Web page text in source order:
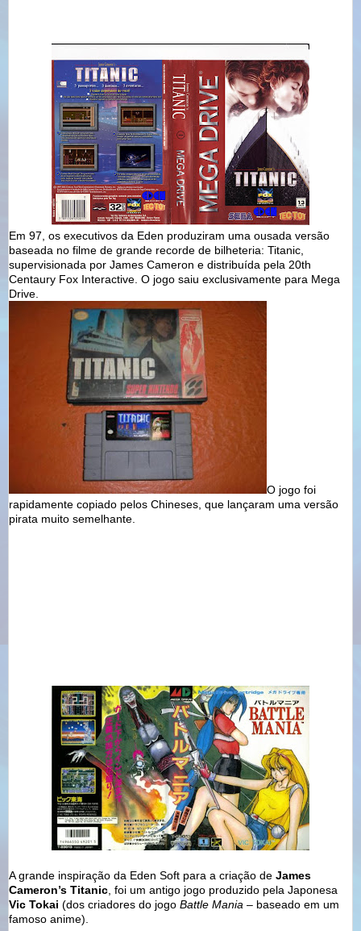
Em 97, os executivos da Eden produziram uma ousada versão
baseada no filme de grande recorde de bilheteria: Titanic,
supervisionada por James Cameron e distribuída pela 20th
Centaury Fox Interactive. O jogo saiu exclusivamente para Mega
Drive.
O jogo foi
rapidamente copiado pelos Chineses, que lançaram uma versão
pirata muito semelhante.
A grande inspiração da Eden Soft para a criação de James
Cameron’s Titanic , foi um antigo jogo produzido pela Japonesa
Vic Tokai (dos criadores do jogo Battle Mania – baseado em um
famoso anime).